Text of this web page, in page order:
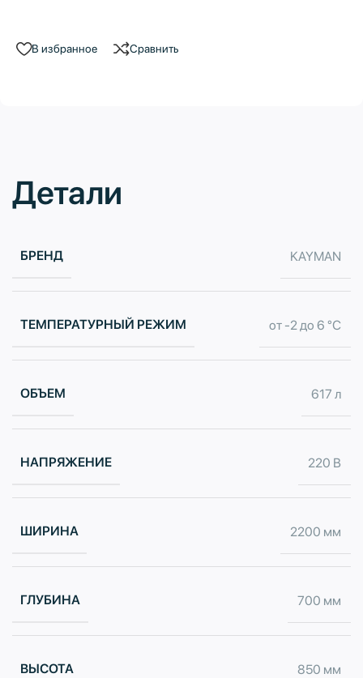
В избранное Сравнить
Детали
БРЕНД KAYMAN
ТЕМПЕРАТУРНЫЙ РЕЖИМ от -2 до 6 °С
ОБЪЕМ 617 л
НАПРЯЖЕНИЕ 220 В
ШИРИНА 2200 мм
ГЛУБИНА 700 мм
ВЫСОТА 850 мм